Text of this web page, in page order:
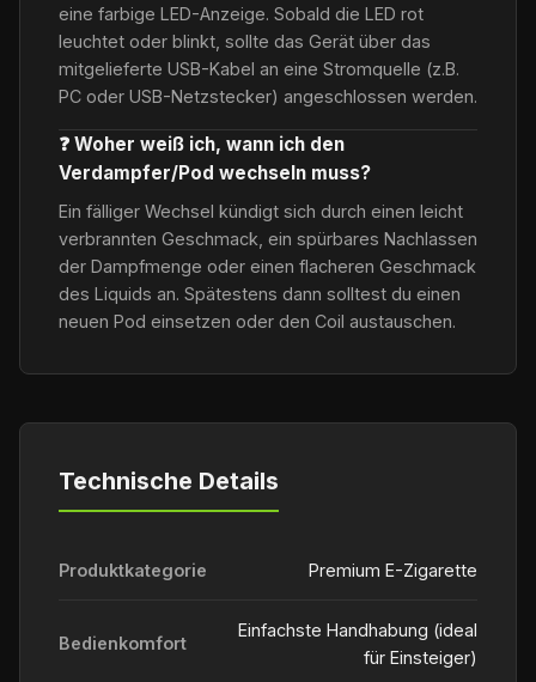
eine farbige LED-Anzeige. Sobald die LED rot
leuchtet oder blinkt, sollte das Gerät über das
mitgelieferte USB-Kabel an eine Stromquelle (z.B.
PC oder USB-Netzstecker) angeschlossen werden.
❓ Woher weiß ich, wann ich den
Verdampfer/Pod wechseln muss?
Ein fälliger Wechsel kündigt sich durch einen leicht
verbrannten Geschmack, ein spürbares Nachlassen
der Dampfmenge oder einen flacheren Geschmack
des Liquids an. Spätestens dann solltest du einen
neuen Pod einsetzen oder den Coil austauschen.
Technische Details
Produktkategorie Premium E-Zigarette
Bedienkomfort
Einfachste Handhabung (ideal
für Einsteiger)